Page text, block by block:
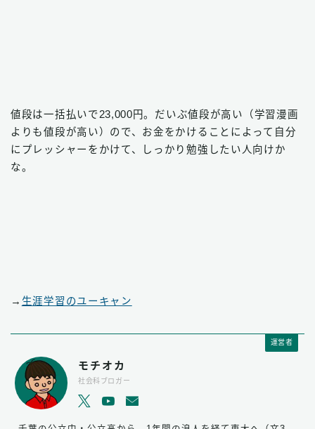
値段は一括払いで23,000円。だいぶ値段が高い（学習漫画
よりも値段が高い）ので、お金をかけることによって自分
にプレッシャーをかけて、しっかり勉強したい人向けか
な。
→ 生涯学習のユーキャン
運営者
モチオカ
社会科ブロガー